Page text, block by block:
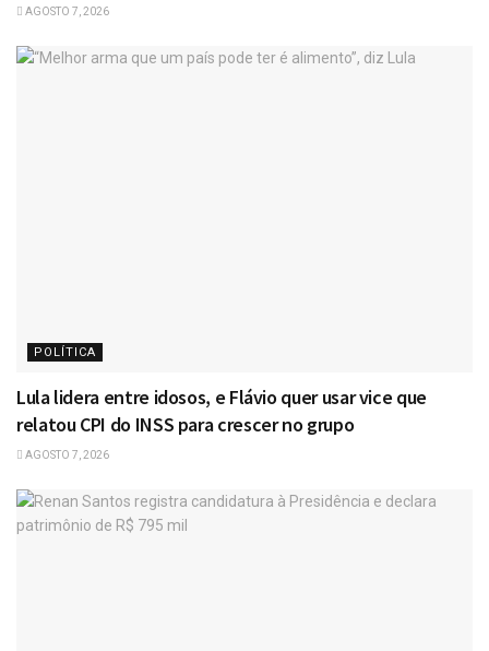
AGOSTO 7, 2026
POLÍTICA
Lula lidera entre idosos, e Flávio quer usar vice que
relatou CPI do INSS para crescer no grupo
AGOSTO 7, 2026